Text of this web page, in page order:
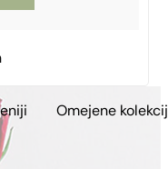
kolekcije